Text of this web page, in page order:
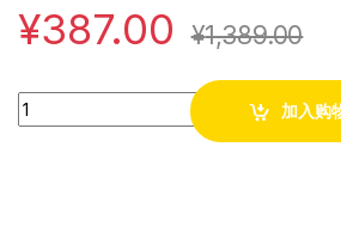
¥387.00 ¥1,389.00
Quantity
加入购